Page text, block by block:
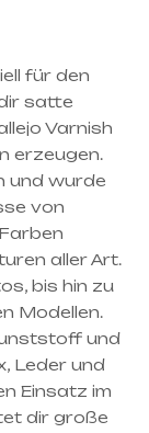
für den
satte
Varnish
erzeugen.
und wurde
von
aller Art.
bis hin zu
Modellen.
und
Leder und
Einsatz im
dir große